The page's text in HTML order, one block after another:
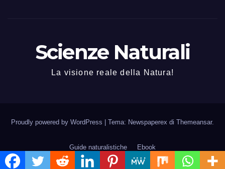
Scienze Naturali
La visione reale della Natura!
Proudly powered by WordPress Tema: Newspaperex di Themeansar.
Guide naturalistiche Ebook